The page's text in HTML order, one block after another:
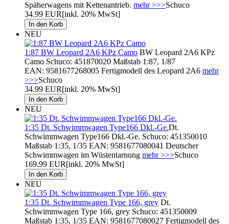
Späherwagens mit Kettenantrieb. mehr >>>Schuco
34.99 EUR[inkl. 20% MwSt]
NEU
1:87 BW Leopard 2A6 KPz Camo BW Leopard 2A6 KPz
Camo Schuco: 451870020 Maßstab 1:87, 1/87
EAN: 9581677268005 Fertigmodell des Leopard 2A6 mehr
>>>Schuco
34.99 EUR[inkl. 20% MwSt]
NEU
1:35 Dt. Schwimmwagen Type166 Dkl.-Ge.Dt.
Schwimmwagen Type166 Dkl.-Ge. Schuco: 451350010
Maßstab 1:35, 1/35 EAN: 9581677080041 Deutscher
Schwimmwagen im Wüstentarnung mehr >>>Schuco
169.99 EUR[inkl. 20% MwSt]
NEU
1:35 Dt. Schwimmwagen Type 166, grey Dt.
Schwimmwagen Type 166, grey Schuco: 451350009
Maßstab 1:35, 1/35 EAN: 9581677080027 Fertigmodell des